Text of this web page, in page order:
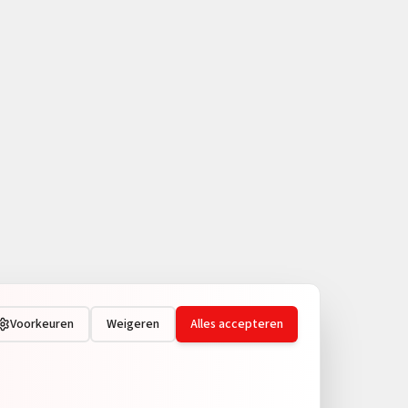
Voorkeuren Weigeren Alles accepteren